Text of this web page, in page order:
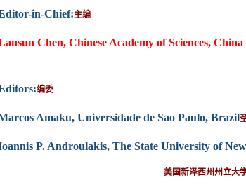
in-Chief:主编
Chen, Chinese Academy of Sciences, China
编委
Amaku, Universidade de Sao Paulo, Brazil
P. Androulakis, The State University of
美国新泽西州州立大